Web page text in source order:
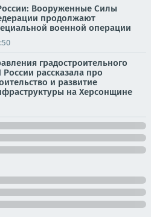
Вооруженные Силы
продолжают
военной операции
градостроительного
рассказала про
и развитие
на Херсонщине